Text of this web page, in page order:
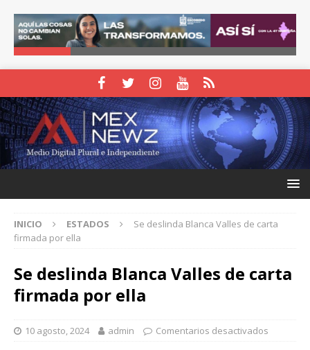
INICIO ESTADOS
Se deslinda Blanca Valles de carta
firmada por ella
Se deslinda Blanca Valles de carta
firmada por ella
10 agosto, 2024 admin Comentarios desactivados